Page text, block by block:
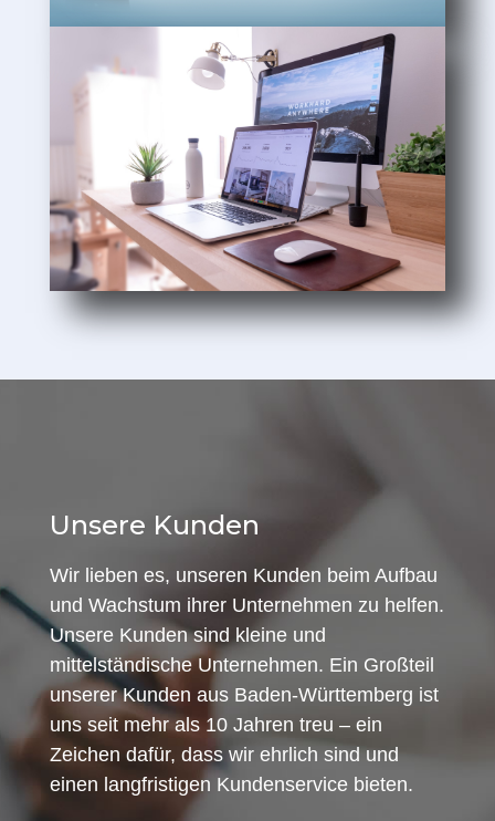
Unsere Kunden
Wir lieben es, unseren Kunden beim Aufbau
und Wachstum ihrer Unternehmen zu helfen.
Unsere Kunden sind kleine und
mittelständische Unternehmen. Ein Großteil
unserer Kunden aus Baden-Württemberg ist
uns seit mehr als 10 Jahren treu – ein
Zeichen dafür, dass wir ehrlich sind und
einen langfristigen Kundenservice bieten.